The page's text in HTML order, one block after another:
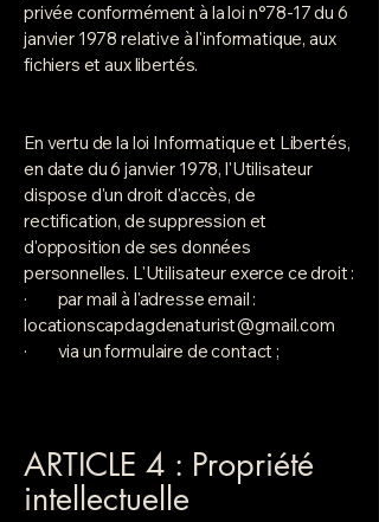
privée conformément à la loi n°78-17 du 6
janvier 1978 relative à l'informatique, aux
fichiers et aux libertés.
En vertu de la loi Informatique et Libertés,
en date du 6 janvier 1978, l'Utilisateur
dispose d'un droit d'accès, de
rectification, de suppression et
d'opposition de ses données
personnelles. L'Utilisateur exerce ce droit :
· par mail à l'adresse email :
locationscapdagdenaturist@gmail.com
· via un formulaire de contact ;
ARTICLE 4 : Propriété
intellectuelle